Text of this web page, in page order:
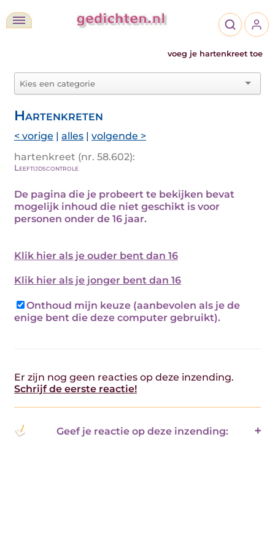
voeg je hartenkreet toe
Hartenkreten
< vorige | alles | volgende >
hartenkreet (nr. 58.602):
Leeftijdscontrole
De pagina die je probeert te bekijken bevat
mogelijk inhoud die niet geschikt is voor
personen onder de 16 jaar.
Klik hier als je ouder bent dan 16
Klik hier als je jonger bent dan 16
Onthoud mijn keuze (aanbevolen als je de
enige bent die deze computer gebruikt).
Er zijn nog geen reacties op deze inzending.
Schrijf de eerste reactie!
Geef je reactie op deze inzending: